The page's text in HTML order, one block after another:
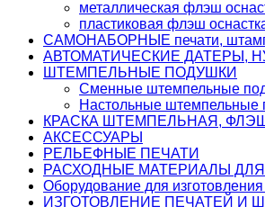
металлическая флэш
пластиковая флэш
САМОНАБОРНЫЕ печати,
АВТОМАТИЧЕСКИЕ ДАТЕРЫ,
ШТЕМПЕЛЬНЫЕ ПОДУШКИ
Сменные штемпельные
Настольные штемпельные
КРАСКА ШТЕМПЕЛЬНАЯ,
АКСЕССУАРЫ
РЕЛЬЕФНЫЕ ПЕЧАТИ
РАСХОДНЫЕ МАТЕРИАЛЫ
Оборудование для
ИЗГОТОВЛЕНИЕ ПЕЧАТЕЙ И